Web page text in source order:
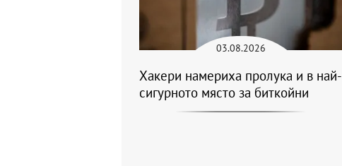
03.08.2026
Хакери намериха пролука и в най-
сигурното място за биткойни